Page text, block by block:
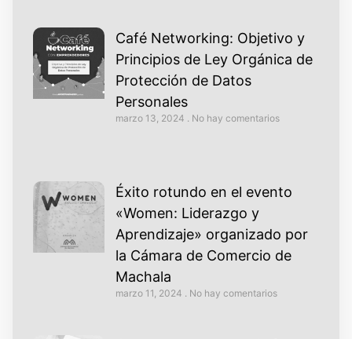
Café Networking: Objetivo y
Principios de Ley Orgánica de
Protección de Datos
Personales
marzo 13, 2024 No hay comentarios
Éxito rotundo en el evento
«Women: Liderazgo y
Aprendizaje» organizado por
la Cámara de Comercio de
Machala
marzo 11, 2024 No hay comentarios